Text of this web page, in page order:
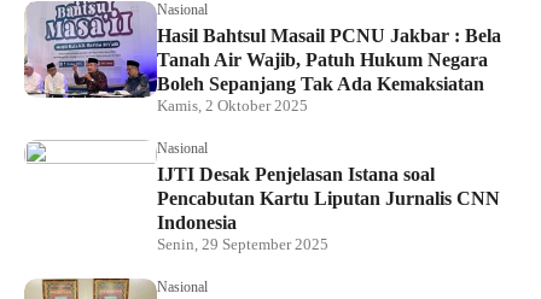
Nasional
Hasil Bahtsul Masail PCNU Jakbar : Bela
Tanah Air Wajib, Patuh Hukum Negara
Boleh Sepanjang Tak Ada Kemaksiatan
Kamis, 2 Oktober 2025
Nasional
IJTI Desak Penjelasan Istana soal
Pencabutan Kartu Liputan Jurnalis CNN
Indonesia
Senin, 29 September 2025
Nasional